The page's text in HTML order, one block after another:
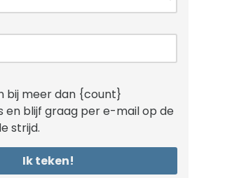
bij meer dan {count}
en blijf graag per e-mail op de
strijd.
Ik teken!